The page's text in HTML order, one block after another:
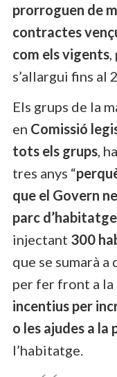
prorroguen de
contractes
com els vigents,
s’allargui fins al
Els grups de la
en Comissió
tots els grups,
tres anys “
que el Govern
parc
injectant 300
que se sumarà a
per fer front a la
incentius per
o les ajudes a la
l’habitatge.